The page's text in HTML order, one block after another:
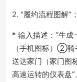
2. “履约流程图解”：
* 输入描述：“生
（手机图标）②
送达家门（家门图
高速运转的仪表盘”